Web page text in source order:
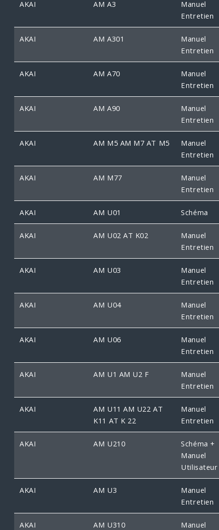
AKAI AM A3
Manuel
Entretien
AKAI AM A301
Manuel
Entretien
AKAI AM A70
Manuel
Entretien
AKAI AM A90
Manuel
Entretien
AKAI AM M5 AM M7 AT M5
Manuel
Entretien
AKAI AM M77
Manuel
Entretien
AKAI AM U01 Schéma
AKAI AM U02 AT K02
Manuel
Entretien
AKAI AM U03
Manuel
Entretien
AKAI AM U04
Manuel
Entretien
AKAI AM U06
Manuel
Entretien
AKAI AM U1 AM U2 F
Manuel
Entretien
AKAI
AM U11 AM U22 AT
K11 AT K 22
Manuel
Entretien
AKAI AM U210
Schéma +
Manuel
Utilisateur
AKAI AM U3
Manuel
Entretien
AKAI AM U310
Manuel